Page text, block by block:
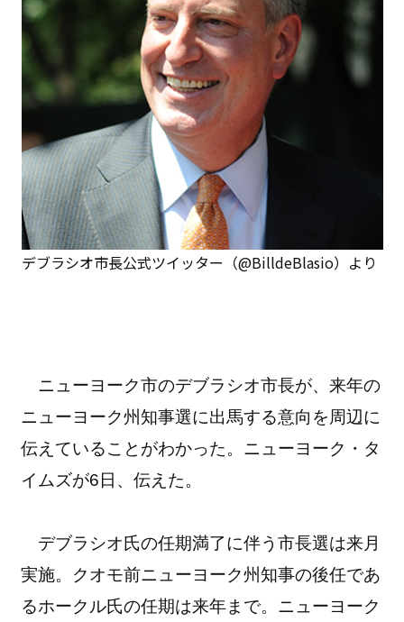
デブラシオ市長公式ツイッター（@BilldeBlasio）より
ニューヨーク市のデブラシオ市長が、来年の
ニューヨーク州知事選に出馬する意向を周辺に
伝えていることがわかった。ニューヨーク・タ
イムズが6日、伝えた。
デブラシオ氏の任期満了に伴う市長選は来月
実施。クオモ前ニューヨーク州知事の後任であ
るホークル氏の任期は来年まで。ニューヨーク